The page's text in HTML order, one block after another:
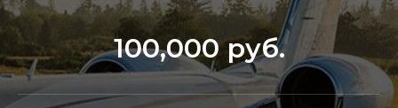
100,000 руб.